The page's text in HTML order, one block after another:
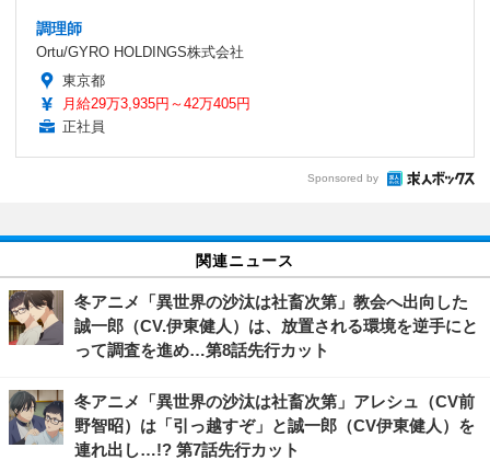
調理師
Ortu/GYRO HOLDINGS株式会社
東京都
月給29万3,935円～42万405円
正社員
Sponsored by
関連ニュース
冬アニメ「異世界の沙汰は社畜次第」教会へ出向した
誠一郎（CV.伊東健人）は、放置される環境を逆手にと
って調査を進め…第8話先行カット
冬アニメ「異世界の沙汰は社畜次第」アレシュ（CV前
野智昭）は「引っ越すぞ」と誠一郎（CV伊東健人）を
連れ出し…!? 第7話先行カット